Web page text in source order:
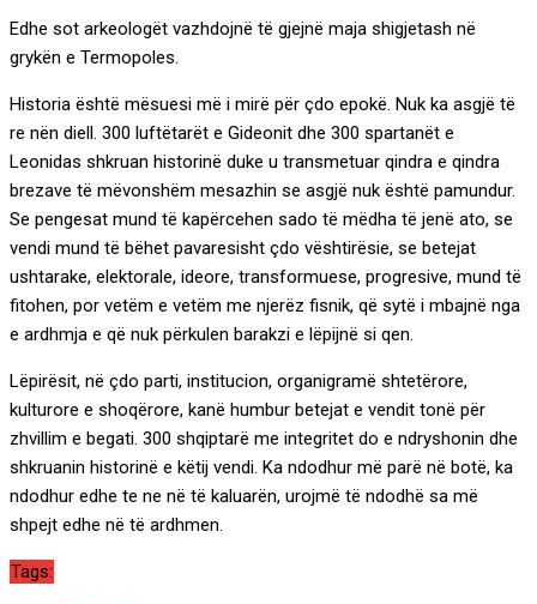
Edhe sot arkeologët vazhdojnë të gjejnë maja shigjetash në
grykën e Termopoles.
Historia është mësuesi më i mirë për çdo epokë. Nuk ka asgjë të
re nën diell. 300 luftëtarët e Gideonit dhe 300 spartanët e
Leonidas shkruan historinë duke u transmetuar qindra e qindra
brezave të mëvonshëm mesazhin se asgjë nuk është pamundur.
Se pengesat mund të kapërcehen sado të mëdha të jenë ato, se
vendi mund të bëhet pavaresisht çdo vështirësie, se betejat
ushtarake, elektorale, ideore, transformuese, progresive, mund të
fitohen, por vetëm e vetëm me njerëz fisnik, që sytë i mbajnë nga
e ardhmja e që nuk përkulen barakzi e lëpijnë si qen.
Lëpirësit, në çdo parti, institucion, organigramë shtetërore,
kulturore e shoqërore, kanë humbur betejat e vendit tonë për
zhvillim e begati. 300 shqiptarë me integritet do e ndryshonin dhe
shkruanin historinë e këtij vendi. Ka ndodhur më parë në botë, ka
ndodhur edhe te ne në të kaluarën, urojmë të ndodhë sa më
shpejt edhe në të ardhmen.
Tags: